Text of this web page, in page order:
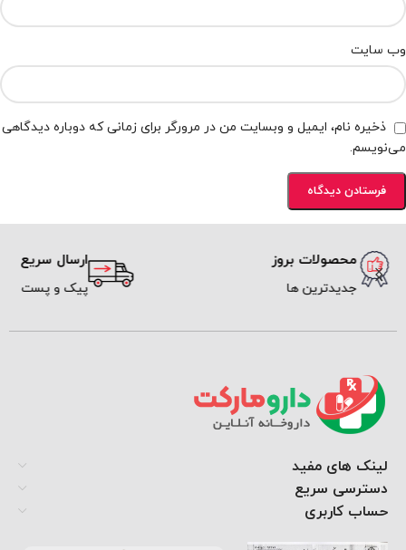
وب‌ سایت
ذخیره نام، ایمیل و وبسایت من در مرورگر برای زمانی که دوباره دیدگاهی
می‌نویسم.
محصولات بروز
جدیدترین ها
ارسال سریع
پیک و پست
لینک های مفید
دسترسی سریع
حساب کاربری